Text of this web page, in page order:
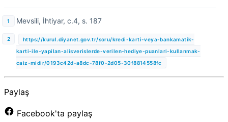
Mevsili, İhtiyar, c.4, s. 187
https://kurul.diyanet.gov.tr/soru/kredi-karti-veya-bankamatik-
karti-ile-yapilan-alisverislerde-verilen-hediye-puanlari-kullanmak-
caiz-midir/0193c42d-a8dc-78f0-2d05-30f8814558fc
Paylaş
Facebook'ta paylaş